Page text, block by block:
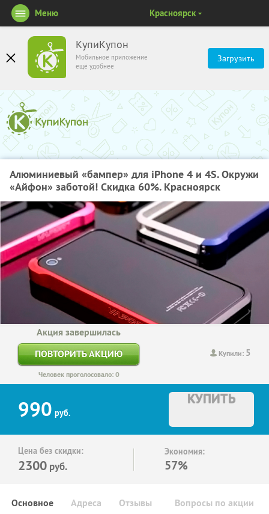
КупиКупон
Мобильное приложение
ещё удобнее
Загрузить
Меню Красноярск
Алюминиевый «бампер» для iPhone 4 и 4S. Окружи
«Айфон» заботой! Скидка 60%. Красноярск
Купили: 5
Акция завершилась
ПОВТОРИТЬ АКЦИЮ
Человек проголосовало: 0
990 руб.
КУПИТЬ
Цена без скидки:
2300 руб.
Экономия:
57%
Основное Отзывы Вопросы по акции
Адреса